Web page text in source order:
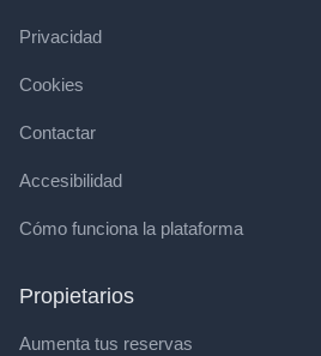
Privacidad
Cookies
Contactar
Accesibilidad
Cómo funciona la plataforma
Propietarios
Aumenta tus reservas